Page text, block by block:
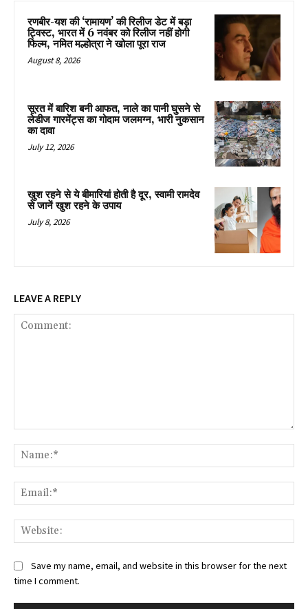
रणबीर-यश की ‘रामायण’ की रिलीज डेट में बड़ा
ट्विस्ट, भारत में 6 नवंबर को रिलीज नहीं होगी
फिल्म, नमित मल्होत्रा ने खोला पूरा राज
August 8, 2026
सूरत में बारिश बनी आफत, नाले का पानी घुसने से
लेडीज गारमेंट्स का गोदाम जलमग्न, भारी नुकसान
का दावा
July 12, 2026
खुश रहने से ये बीमारियां होती है दूर, स्वामी रामदेव
से जानें खुश रहने के उपाय
July 8, 2026
LEAVE A REPLY
Save my name, email, and website in this browser for the next
time I comment.